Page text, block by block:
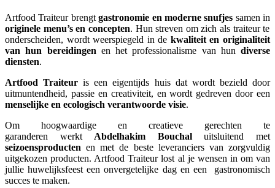
Artfood Traiteur brengtgastronomie en moderne snufjes samen in
originele menu’s en concepten. Hun streven om zich als traiteur te
onderscheiden, wordt weerspiegeld in de kwaliteit en originaliteit
van hun bereidingen en het professionalisme van hun diverse
diensten.
Artfood Traiteur is een eigentijds huis dat wordt bezield door
uitmuntendheid, passie en creativiteit, en wordt gedreven door een
menselijke en ecologisch verantwoorde visie.
Om hoogwaardige en creatieve gerechten te
garanderen werkt Abdelhakim Bouchaluitsluitend met
seizoensproducten en met de beste leveranciers van zorgvuldig
uitgekozen producten. Artfood Traiteur lost al je wensen in om van
jullie huwelijksfeest een onvergetelijke dag en een gastronomisch
succes te maken.